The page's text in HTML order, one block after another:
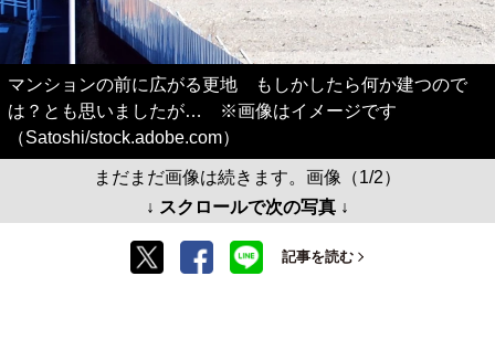
マンションの前に広がる更地 もしかしたら何か建つので
は？とも思いましたが… ※画像はイメージです
（Satoshi/stock.adobe.com）
まだまだ画像は続きます。画像（1/2）
↓ スクロールで次の写真 ↓
記事を読む